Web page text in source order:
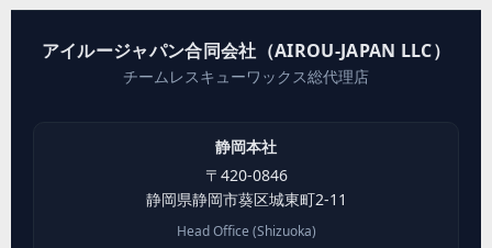
アイルージャパン合同会社（AIROU-JAPAN LLC）
チームレスキューワックス総代理店
静岡本社
〒 420-0846
静岡県静岡市葵区城東町2-11
Head Office (Shizuoka)